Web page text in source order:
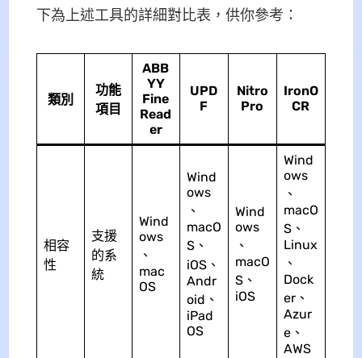
下為上述工具的詳細對比表，供你參考：
類別
功能
項目
ABB
YY
Fine
Read
er
UPD
F
Nitro
Pro
IronO
CR
相容
性
支援
的系
統
Wind
ows
、
mac
OS
Wind
ows
、
macO
S、
iOS、
Andr
oid、
iPad
OS
Wind
ows
、
macO
S、
iOS
Wind
ows
、
macO
S、
Linux
、
Dock
er、
Azur
e、
AWS